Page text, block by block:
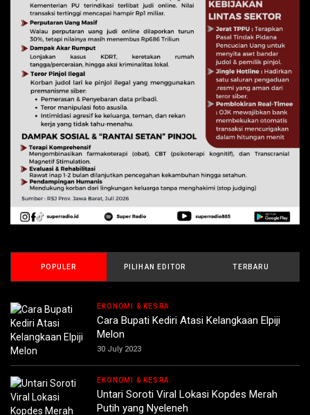
POPULER PILIHAN EDITOR TERBARU
EKONOMI & KESRA
Cara Bupati Kediri Atasi Kelangkaan Elpiji
Melon
30 July 2023
EKONOMI & KESRA
Untari Soroti Viral Lokasi Kopdes Merah
Putih yang Nyeleneh